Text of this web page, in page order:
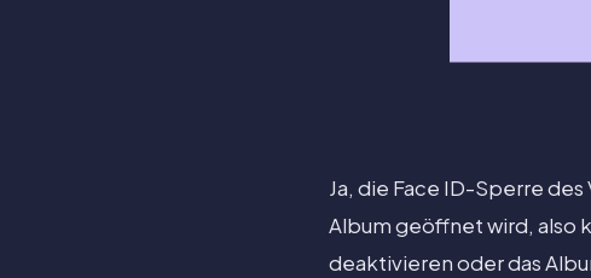
Ja, die Face ID-Sperre
Album geöffnet wird, also
deaktivieren oder das